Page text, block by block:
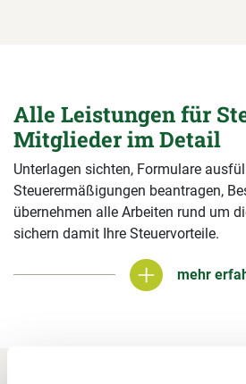
Alle Leistungen für
Mitglieder im Detail
Unterlagen sichten, Formulare
Steuerermäßigungen beantragen,
übernehmen alle Arbeiten rund um
sichern damit Ihre Steuervorteile.
mehr erfahren
mehr